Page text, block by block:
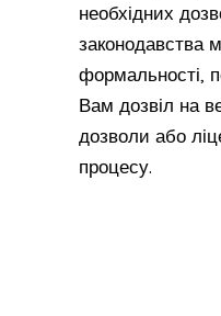
необхідних
законодавства
формальності,
Вам дозвіл на
дозволи або
процесу.